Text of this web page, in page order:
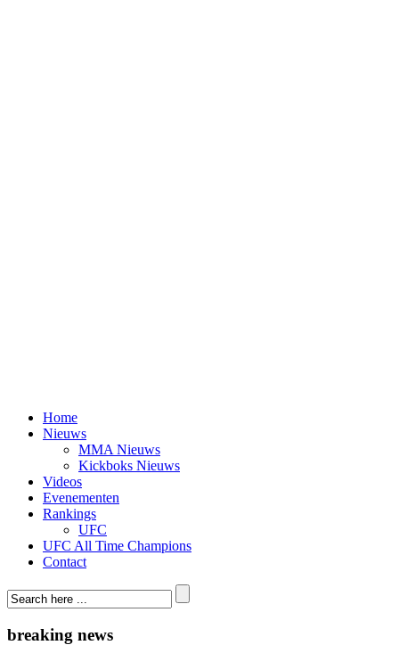
Home
Nieuws
MMA Nieuws
Kickboks Nieuws
Videos
Evenementen
Rankings
UFC
UFC All Time Champions
Contact
breaking news